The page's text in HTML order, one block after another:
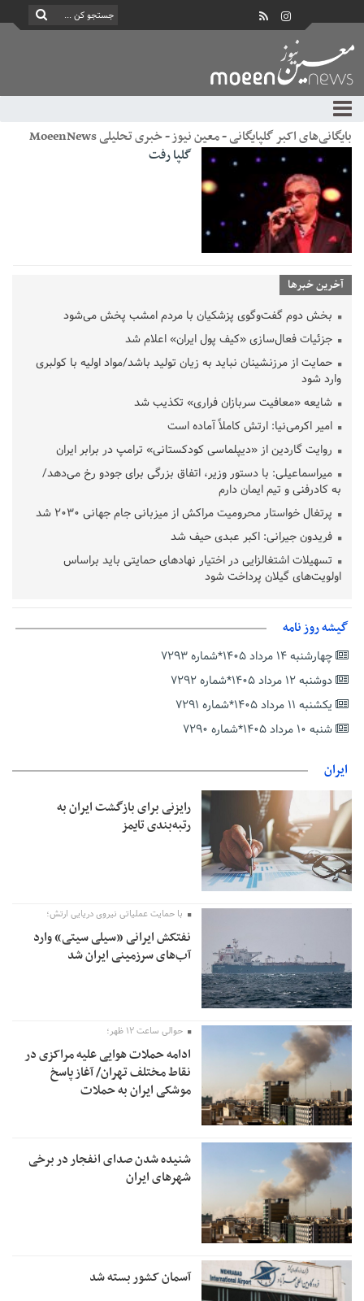
بایگانی‌های اکبر گلپایگانی - معین نیوز - خبری تحلیلی MoeenNews
گلپا رفت
آخرین خبرها
بخش دوم گفت‌وگوی پزشکیان با مردم امشب پخش می‌شود
جزئیات فعال‌سازی «کیف پول ایران» اعلام شد
حمایت از مرزنشینان نباید به زیان تولید باشد/مواد اولیه با کولبری
وارد شود
شایعه «معافیت سربازان فراری» تکذیب شد
امیر اکرمی‌نیا: ارتش کاملاً آماده است
روایت گاردین از «دیپلماسی کودکستانی» ترامپ در برابر ایران
میراسماعیلی: با دستور وزیر، اتفاق بزرگی برای جودو رخ می‌دهد/
به کادرفنی و تیم ایمان دارم
پرتغال خواستار محرومیت مراکش از میزبانی جام جهانی ۲۰۳۰ شد
فریدون جیرانی: اکبر عبدی حیف شد
تسهیلات اشتغالزایی در اختیار نهادهای حمایتی باید براساس
اولویت‌های گیلان پرداخت شود
دفتر رهبر انقلاب: مطالب خارج از مراجع رسمی فاقد سندیت است
بقائی: فضای مذاکرات فنی و سیاسی ایران و عمان درباره تنگه هرمز،
مثبت است
رئیس سازمان جهاد کشاورزی استان: کشاورزان گیلان نسبت به
دریافت یارانه کود اقدام کنند
گیشه روز نامه
چهارشنبه ۱۴ مرداد ۱۴۰۵*شماره ۷۲۹۳
دوشنبه ۱۲ مرداد ۱۴۰۵*شماره ۷۲۹۲
یکشنبه ۱۱ مرداد ۱۴۰۵*شماره ۷۲۹۱
شنبه ۱۰ مرداد ۱۴۰۵*شماره ۷۲۹۰
ایران
رایزنی برای بازگشت ایران به
رتبه‌بندی تایمز
با حمایت عملیاتی نیروی دریایی ارتش؛
نفتکش ایرانی «سیلی سیتی» وارد
آب‌های سرزمینی ایران شد
حوالی ساعت ۱۲ ظهر؛
ادامه حملات هوایی علیه مراکزی در
نقاط مختلف تهران/ آغاز پاسخ
موشکی ایران به حملات
شنیده شدن صدای انفجار در برخی
شهرهای ایران
آسمان کشور بسته شد